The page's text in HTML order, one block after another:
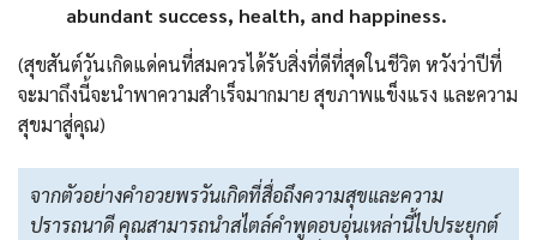
abundant success, health, and happiness.
(สุขสันต์วันเกิดแด่คนที่สมควรได้รับสิ่งที่ดีที่สุดในชีวิต หวังว่าปีที่
จะมาถึงนี้จะนำพาความสำเร็จมากมาย สุขภาพแข็งแรง และความ
สุขมาสู่คุณ)
จากตัวอย่างคำอวยพรวันเกิดที่สื่อถึงความสุขและความ
ปรารถนาดี คุณสามารถนำสไตล์คำพูดอบอุ่นเหล่านี้ไปประยุกต์